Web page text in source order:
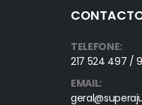
TELEFONE:
217 524 497 /
EMAIL: